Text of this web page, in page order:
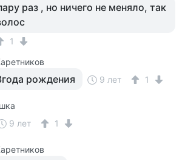
раз , но ничего не меняло, так
1
рождения 9 лет 1
9 лет 1